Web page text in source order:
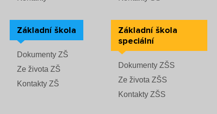
Základní škola
Dokumenty ZŠ
Ze života ZŠ
Kontakty ZŠ
Základní škola
speciální
Dokumenty ZŠS
Ze života ZŠS
Kontakty ZŠS